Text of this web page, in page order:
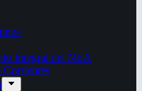
Integral del NEA